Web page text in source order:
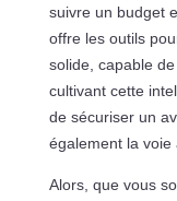
suivre un budget
offre les outils
solide, capable
cultivant cette
de sécuriser un
également la voie
Alors, que vous